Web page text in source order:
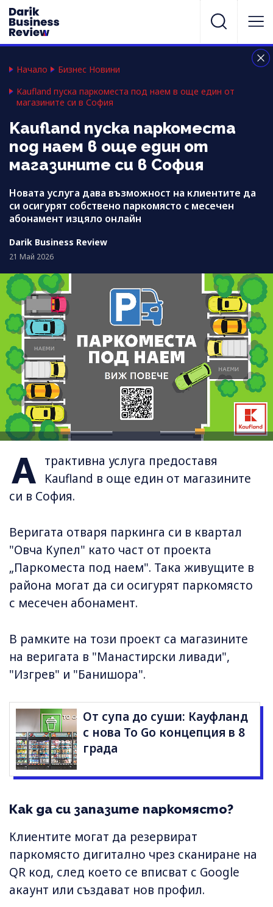
Начало
Бизнес Новини
Kaufland пуска паркоместа под наем в още един от
магазините си в София
Kaufland пуска паркоместа
под наем в още един от
магазините си в София
Новата услуга дава възможност на клиентите да
си осигурят собствено паркомясто с месечен
абонамент изцяло онлайн
Darik Business Review
21 Май 2026
А трактивна услуга предоставя
Kaufland в още един от магазините
си в София.
Веригата отваря паркинга си в квартал
"Овча Купел" като част от проекта
„Паркоместа под наем". Така живущите в
района могат да си осигурят паркомясто
с месечен абонамент.
В рамките на този проект са магазините
на веригата в "Манастирски ливади",
"Изгрев" и "Банишора".
От супа до суши: Кауфланд
с нова To Go концепция в 8
града
Как да си запазите паркомясто?
Клиентите могат да резервират
паркомясто дигитално чрез сканиране на
QR код, след което се вписват с Google
акаунт или създават нов профил.